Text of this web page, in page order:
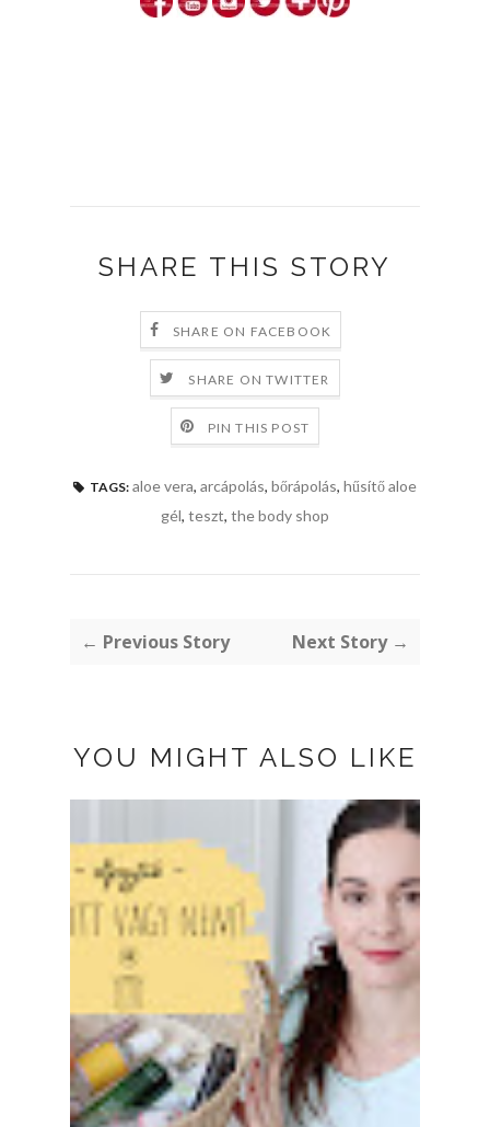
SHARE THIS STORY
SHARE ON FACEBOOK
SHARE ON TWITTER
PIN THIS POST
TAGS: aloe vera, arcápolás, bőrápolás, hűsítő aloe
gél, teszt, the body shop
← Previous Story Next Story →
YOU MIGHT ALSO LIKE